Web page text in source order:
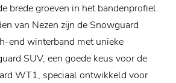
brede groeven in het bandenprofiel.
van Nezen zijn de Snowguard
end winterband met unieke
SUV, een goede keus voor de
WT1, speciaal ontwikkeld voor